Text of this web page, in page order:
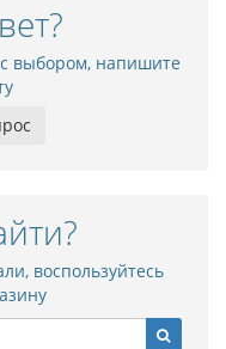
выбором, напишите
воспользуйтесь